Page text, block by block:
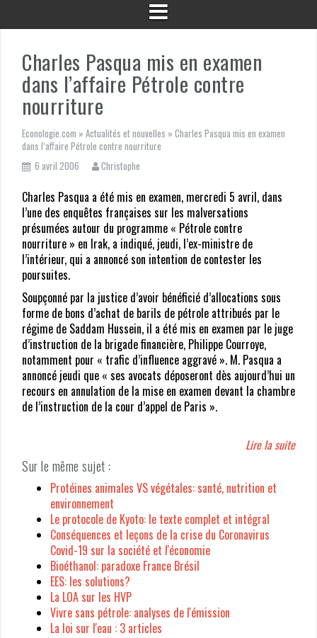
Comment trouver le meilleur prix pour une mutuelle ?
pour éviter les mauvaises surprises
Panne, pose incorrecte : recours juridiques en cas de malfaçons
QAI : les obligations réglementaires pour les ERP et
Vers une consommation plus responsable : comprendre les
offres vertes d’électricité
Hiver et grand âge – comment adapter sa mutuelle face aux
accrus ?
Bien choisir sa citerne agricole pour gérer durablement l’eau à la
ferme
Une meilleure logistique agricole pour une ferme plus économe
Comment les assureurs s’adaptent aux technologies embarquées
véhicules électriques ?
Aménagement d’un bâtiment d’élevage : ce que vous devriez
avant de vous lancer
Économie d’énergie maline : comment faire baisser ses factures
d’électricité et de gaz et sans perdre en confort ?
Comment réaliser une simulation éco-PTZ pour financer vos
Charles Pasqua mis en examen
dans l’affaire Pétrole contre
nourriture
Econologie.com » Actualités et nouvelles » Charles Pasqua mis en examen
dans l’affaire Pétrole contre nourriture
6 avril 2006
Christophe
Charles Pasqua a été mis en examen, mercredi 5 avril, dans
l’une des enquêtes françaises sur les malversations
présumées autour du programme « Pétrole contre
nourriture » en Irak, a indiqué, jeudi, l’ex-ministre de
l’intérieur, qui a annoncé son intention de contester les
poursuites.
Soupçonné par la justice d’avoir bénéficié d’allocations sous
forme de bons d’achat de barils de pétrole attribués par le
régime de Saddam Hussein, il a été mis en examen par le juge
d’instruction de la brigade financière, Philippe Courroye,
notamment pour « trafic d’influence aggravé ». M. Pasqua a
annoncé jeudi que « ses avocats déposeront dès aujourd’hui un
recours en annulation de la mise en examen devant la chambre
de l’instruction de la cour d’appel de Paris ».
Lire la suite
Sur le même sujet :
Protéines animales VS végétales: santé, nutrition et
environnement
Le protocole de Kyoto: le texte complet et intégral
Conséquences et leçons de la crise du Coronavirus
Covid-19 sur la société et l'économie
Bioéthanol: paradoxe France Brésil
EES: les solutions?
La LOA sur les HVP
Vivre sans pétrole: analyses de l'émission
La loi sur l'eau : 3 articles